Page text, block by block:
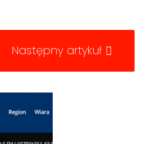
Następny artykuł